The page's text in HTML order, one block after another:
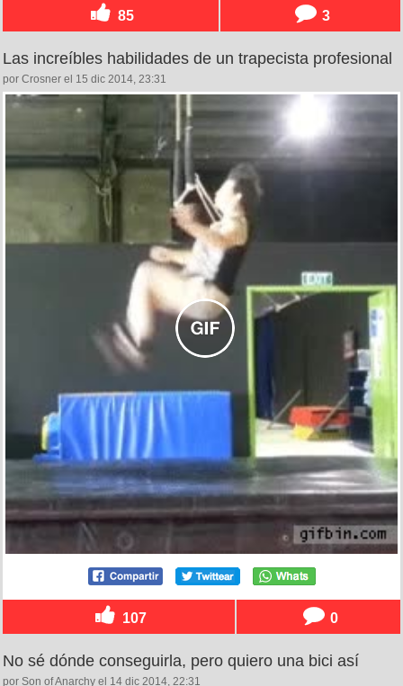
85 3
Las increíbles habilidades de un trapecista profesional
por Crosner el 15 dic 2014, 23:31
107 0
No sé dónde conseguirla, pero quiero una bici así
por Son of Anarchy el 14 dic 2014, 22:31